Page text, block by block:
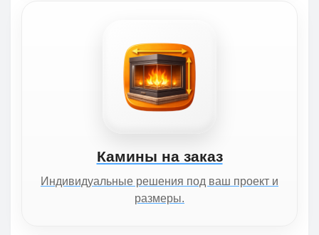
Камины на заказ
Индивидуальные решения под ваш проект и
размеры.